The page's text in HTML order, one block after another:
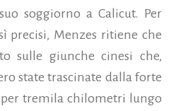
soggiorno a Calicut. Per
precisi, Menzes ritiene che
sulle giunche cinesi che,
state trascinate dalla forte
tremila chilometri lungo